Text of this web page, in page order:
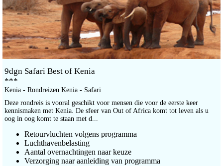
9dgn Safari Best of Kenia
***
Kenia - Rondreizen Kenia - Safari
Deze rondreis is vooral geschikt voor mensen die voor de eerste keer
kennismaken met Kenia. De sfeer van Out of Africa komt tot leven als u
oog in oog komt te staan met d...
Retourvluchten volgens programma
Luchthavenbelasting
Aantal overnachtingen naar keuze
Verzorging naar aanleiding van programma